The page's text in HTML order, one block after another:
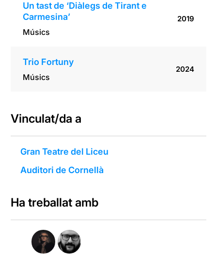
Un tast de ‘Diàlegs de Tirant e
Carmesina’
Músics
2019
Trio Fortuny
Músics
2024
Vinculat/da a
Gran Teatre del Liceu
Auditori de Cornellà
Ha treballat amb